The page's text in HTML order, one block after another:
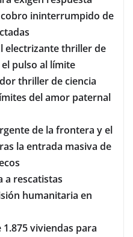
cobro ininterrumpido de
electrizante thriller de
pulso al límite
thriller de ciencia
del amor paternal
de la frontera y el
la entrada masiva de
a rescatistas
humanitaria en
viviendas para